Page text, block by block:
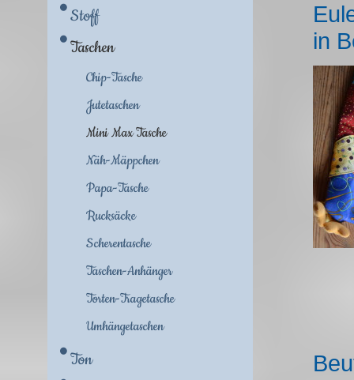
Stoff
Taschen
Chip-Tasche
Jutetaschen
Mini Max Tasche
Näh-Mäppchen
Papa-Tasche
Rucksäcke
Scherentasche
Taschen-Anhänger
Torten-Tragetasche
Umhängetaschen
Ton
in